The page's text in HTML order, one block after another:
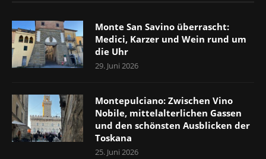
Monte San Savino überrascht:
Medici, Karzer und Wein rund um
die Uhr
29. Juni 2026
Montepulciano: Zwischen Vino
Nobile, mittelalterlichen Gassen
und den schönsten Ausblicken der
Toskana
25. Juni 2026